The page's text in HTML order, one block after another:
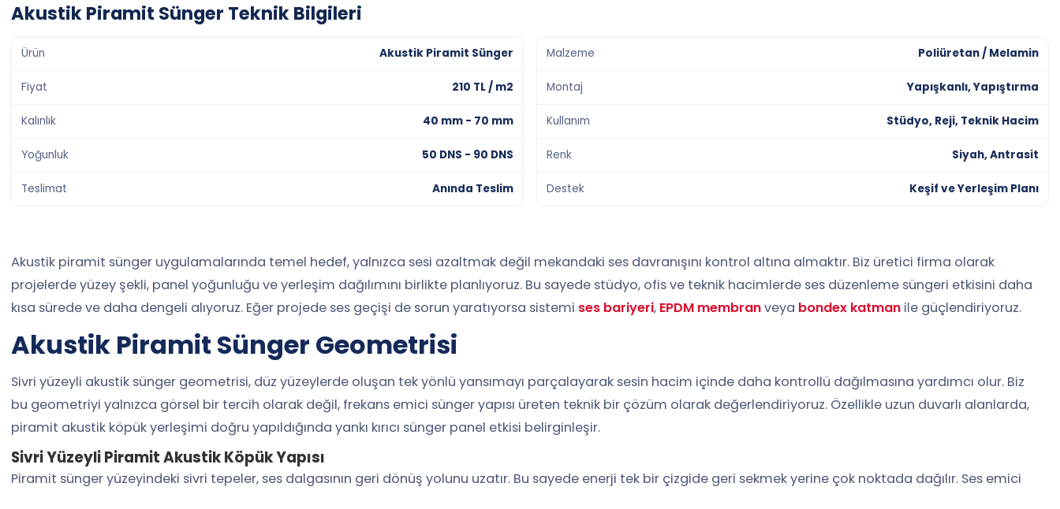
Akustik Piramit Sünger Teknik Bilgileri
Ürün Akustik Piramit Sünger
Fiyat 210 TL / m2
Kalınlık 40 mm - 70 mm
Yoğunluk 50 DNS - 90 DNS
Teslimat Anında Teslim
Malzeme Poliüretan / Melamin
Montaj Yapışkanlı, Yapıştırma
Kullanım Stüdyo, Reji, Teknik Hacim
Renk Siyah, Antrasit
Destek Keşif ve Yerleşim Planı
Akustik piramit sünger uygulamalarında temel hedef, yalnızca sesi azaltmak değil mekandaki ses davranışını kontrol altına almaktır. Biz üretici firma olarak
projelerde yüzey şekli, panel yoğunluğu ve yerleşim dağılımını birlikte planlıyoruz. Bu sayede stüdyo, ofis ve teknik hacimlerde ses düzenleme süngeri etkisini daha
kısa sürede ve daha dengeli alıyoruz. Eğer projede ses geçişi de sorun yaratıyorsa sistemi ses bariyeri, EPDM membranveya bondex katman ile güçlendiriyoruz.
Akustik Piramit Sünger Geometrisi
Sivri yüzeyli akustik sünger geometrisi, düz yüzeylerde oluşan tek yönlü yansımayı parçalayarak sesin hacim içinde daha kontrollü dağılmasına yardımcı olur. Biz
bu geometriyi yalnızca görsel bir tercih olarak değil, frekans emici sünger yapısı üreten teknik bir çözüm olarak değerlendiriyoruz. Özellikle uzun duvarlı alanlarda,
piramit akustik köpük yerleşimi doğru yapıldığında yankı kırıcı sünger panel etkisi belirginleşir.
Sivri Yüzeyli Piramit Akustik Köpük Yapısı
Piramit sünger yüzeyindeki sivri tepeler, ses dalgasının geri dönüş yolunu uzatır. Bu sayede enerji tek bir çizgide geri sekmek yerine çok noktada dağılır. Ses emici